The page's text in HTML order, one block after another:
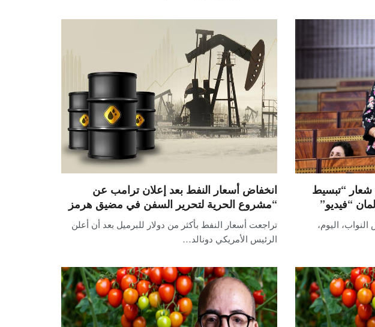
شعار “تبسيط
“فيديو”
اليوم،
انخفاض أسعار النفط بعد إعلان ترامب عن
“مشروع الحرية لتحرير السفن في مضيق هرمز
تراجعت أسعار النفط بأكثر من دولار للبرميل بعد أن أعلن
الرئيس الأمريكي دونالد…